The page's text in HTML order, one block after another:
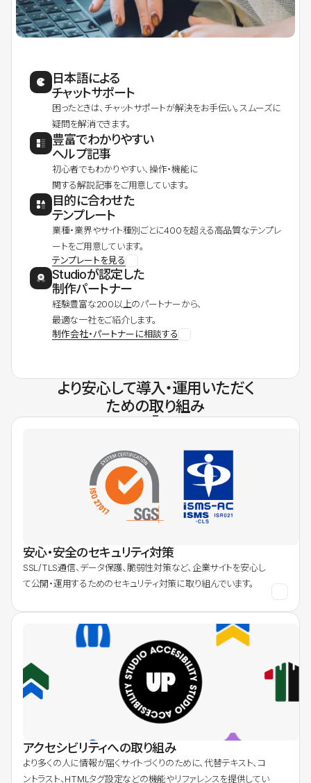
日本語による
チャットサポート
困ったときは、チャットサポートが解決をお手伝い。スムーズに
疑問を解消できます。
豊富でわかりやすい
ヘルプ記事
初心者でもわかりやすい、操作・機能に
関する解説記事をご用意しています。
目的に合わせた
テンプレート
業種・業界やサイト種別ごとに400を超える高品質なテンプレ
ートをご用意しています。
テンプレートを見る
Studioが認定した
制作パートナー
経験豊富な200以上のパートナーから、
最適な一社をご紹介します。
制作会社・パートナーに相談する
より安心して導入・運用いただく
ための取り組み
安心・安全のセキュリティ対策
SSL/TLS通信、データ保護、脆弱性対策など、企業サイトを安心し
て公開・運用するためのセキュリティ対策に取り組んでいます。
アクセシビリティへの取り組み
より多くの人に情報が届くサイトづくりのために、代替テキスト、コ
ントラスト、HTMLタグ設定などの機能やリファレンスを提供してい